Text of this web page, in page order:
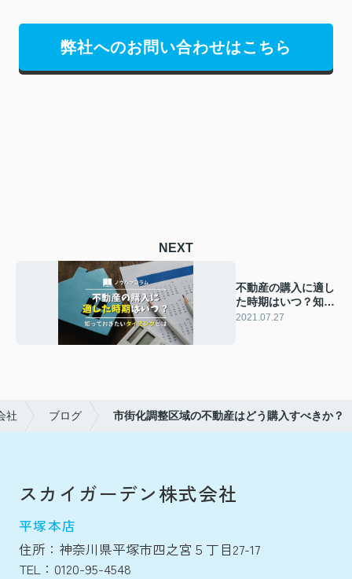
弊社へのお問い合わせはこちら
NEXT
不動産の購入に適し
た時期はいつ？知っ
ておきたいタイミン
2021.07.27
社 ブログ 市街化調整区域の不動産はどう購入すべきか？
スカイガーデン株式会社
平塚本店
住所：神奈川県平塚市四之宮５丁目27-17
TEL：0120-95-4548